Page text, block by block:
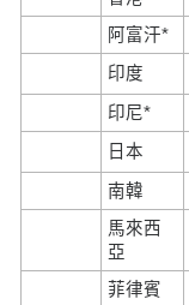
阿富汗*
印度
印尼*
日本
南韓
馬來西
亞
菲律賓